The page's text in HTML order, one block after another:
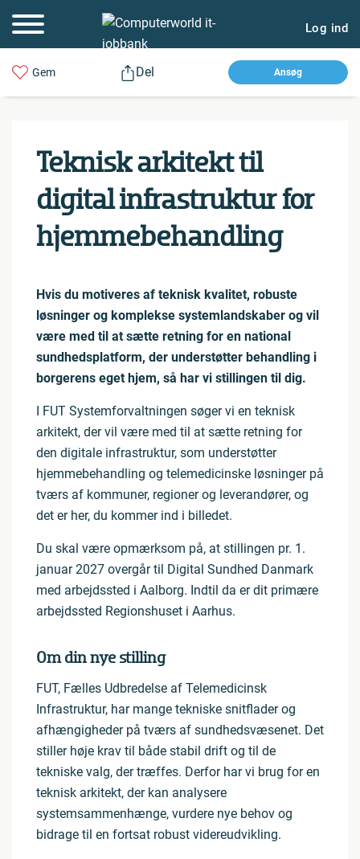
Log ind
Gem Del Ansøg
Teknisk arkitekt til
digital in­fra­struk­tur for
hjem­me­be­hand­ling
Hvis du motiveres af teknisk kvalitet, robuste
løsninger og komplekse systemlandskaber og vil
være med til at sætte retning for en national
sundhedsplatform, der understøtter behandling i
borgerens eget hjem, så har vi stillingen til dig.
I FUT Systemforvaltningen søger vi en teknisk
arkitekt, der vil være med til at sætte retning for
den digitale infrastruktur, som understøtter
hjemmebehandling og telemedicinske løsninger på
tværs af kommuner, regioner og leverandører, og
det er her, du kommer ind i billedet.
Du skal være opmærksom på, at stillingen pr. 1.
januar 2027 overgår til Digital Sundhed Danmark
med arbejdssted i Aalborg. Indtil da er dit primære
arbejdssted Regionshuset i Aarhus.
Om din nye stilling
FUT, Fælles Udbredelse af Telemedicinsk
Infrastruktur, har mange tekniske snitflader og
afhængigheder på tværs af sundhedsvæsenet. Det
stiller høje krav til både stabil drift og til de
tekniske valg, der træffes. Derfor har vi brug for en
teknisk arkitekt, der kan analysere
systemsammenhænge, vurdere nye behov og
bidrage til en fortsat robust videreudvikling.